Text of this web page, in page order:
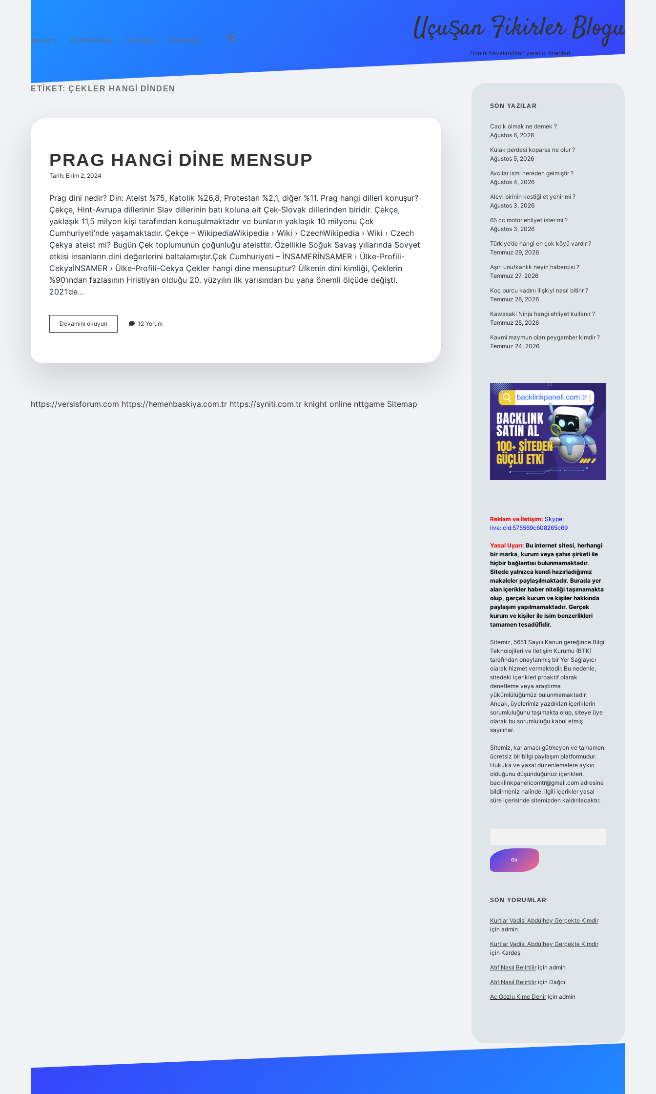
Anasayfa Gizlilik Politikası Yasal Uyarı Hakkımızda Uçuşan Fikirler Blogu
Zihnini havalandıran yaratıcı öneriler!
ETIKET: ÇEKLER HANGI DINDEN
PRAG HANGI DINE MENSUP
Tarih: Ekim 2, 2024
Prag dini nedir? Din: Ateist %75, Katolik %26,8, Protestan %2,1, diğer %11. Prag hangi dilleri konuşur?
Çekçe, Hint-Avrupa dillerinin Slav dillerinin batı koluna ait Çek-Slovak dillerinden biridir. Çekçe,
yaklaşık 11,5 milyon kişi tarafından konuşulmaktadır ve bunların yaklaşık 10 milyonu Çek
Cumhuriyeti’nde yaşamaktadır. Çekçe – WikipediaWikipedia › Wiki › CzechWikipedia › Wiki › Czech
Çekya ateist mi? Bugün Çek toplumunun çoğunluğu ateisttir. Özellikle Soğuk Savaş yıllarında Sovyet
etkisi insanların dini değerlerini baltalamıştır.Çek Cumhuriyeti – İNSAMERİNSAMER › Ülke-Profili-
CekyaİNSAMER › Ülke-Profili-Cekya Çekler hangi dine mensuptur? Ülkenin dini kimliği, Çeklerin
%90’ından fazlasının Hristiyan olduğu 20. yüzyılın ilk yarısından bu yana önemli ölçüde değişti.
2021’de…
Devamını okuyun
Hangi
12 Yorum
https://versisforum.com https://hemenbaskiya.com.tr https://syniti.com.tr knight online nttgame Sitemap
SIDEBAR
SON YAZILAR
Cacık olmak ne demek ?
Ağustos 6, 2026
Kulak perdesi koparsa ne olur ?
Ağustos 5, 2026
Avcılar ismi nereden gelmiştir ?
Ağustos 4, 2026
Alevi birinin kestiği et yenir mi ?
Ağustos 3, 2026
65 cc motor ehliyet ister mi ?
Ağustos 3, 2026
Türkiye’de hangi en çok köyü vardır ?
Temmuz 29, 2026
Aşırı unutkanlık neyin habercisi ?
Temmuz 27, 2026
Koç burcu kadını ilişkiyi nasıl bitirir ?
Temmuz 26, 2026
Kawasaki Ninja hangi ehliyet kullanır ?
Temmuz 25, 2026
Kavmi maymun olan peygamber kimdir ?
Temmuz 24, 2026
Reklam ve İletişim: Skype:
live:.cid.575569c608265c69
Yasal Uyarı: Bu internet sitesi, herhangi
bir marka, kurum veya şahıs şirketi ile
hiçbir bağlantısı bulunmamaktadır.
Sitede yalnızca kendi hazırladığımız
makaleler paylaşılmaktadır. Burada yer
alan içerikler haber niteliği taşımamakta
olup, gerçek kurum ve kişiler hakkında
paylaşım yapılmamaktadır. Gerçek
kurum ve kişiler ile isim benzerlikleri
tamamen tesadüfidir.
Sitemiz, 5651 Sayılı Kanun gereğince Bilgi
Teknolojileri ve İletişim Kurumu (BTK)
tarafından onaylanmış bir Yer Sağlayıcı
olarak hizmet vermektedir. Bu nedenle,
sitedeki içerikleri proaktif olarak
denetleme veya araştırma
yükümlülüğümüz bulunmamaktadır.
Ancak, üyelerimiz yazdıkları içeriklerin
sorumluluğunu taşımakta olup, siteye üye
olarak bu sorumluluğu kabul etmiş
sayılırlar.
Sitemiz, kar amacı gütmeyen ve tamamen
ücretsiz bir bilgi paylaşım platformudur.
Hukuka ve yasal düzenlemelere aykırı
olduğunu düşündüğünüz içerikleri,
backlinkpanelicomtr@gmail.comadresine
bildirmeniz halinde, ilgili içerikler yasal
süre içerisinde sitemizden kaldırılacaktır.
SON YORUMLAR
Kurtlar Vadisi Abdülhey Gerçekte Kimdir
için admin
Kurtlar Vadisi Abdülhey Gerçekte Kimdir
için Kardeş
Atıf Nasıl Belirtiliriçin admin
Atıf Nasıl Belirtiliriçin Dağcı
Ac Gozlu Kime Deniriçin admin